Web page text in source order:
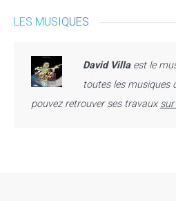
LES MUSIQUES
David Villaest le
toutes les musiques
pouvez retrouver ses travaux